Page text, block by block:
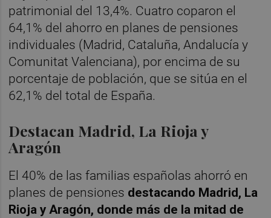
patrimonial del 13,4%. Cuatro coparon el
64,1% del ahorro en planes de pensiones
individuales (Madrid, Cataluña, Andalucía y
Comunitat Valenciana), por encima de su
porcentaje de población, que se sitúa en el
62,1% del total de España.
Destacan Madrid, La Rioja y
Aragón
El 40% de las familias españolas ahorró en
planes de pensiones destacando Madrid, La
Rioja y Aragón, donde más de la mitad de